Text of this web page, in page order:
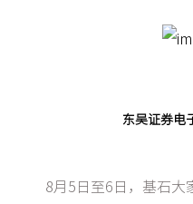
东吴证券电
8月5日至6日，基石